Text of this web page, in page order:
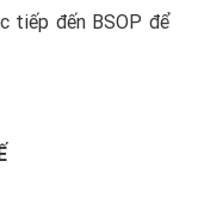
tiếp đếnBSOP để